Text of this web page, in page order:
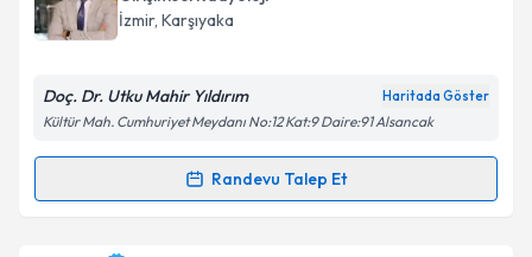
İzmir, Karşıyaka
Doç. Dr. Utku Mahir Yıldırım Haritada Göster
Kültür Mah. Cumhuriyet Meydanı No:12 Kat:9 Daire:91 Alsancak
Randevu Talep Et
Randevu Takvimi Talebi